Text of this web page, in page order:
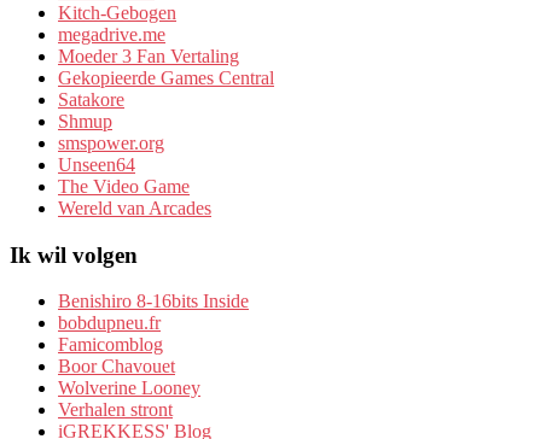
Kitch-Gebogen
megadrive.me
Moeder 3 Fan Vertaling
Gekopieerde Games Central
Satakore
Shmup
smspower.org
Unseen64
The Video Game
Wereld van Arcades
Ik wil volgen
Benishiro 8-16bits Inside
bobdupneu.fr
Famicomblog
Boor Chavouet
Wolverine Looney
Verhalen stront
iGREKKESS' Blog